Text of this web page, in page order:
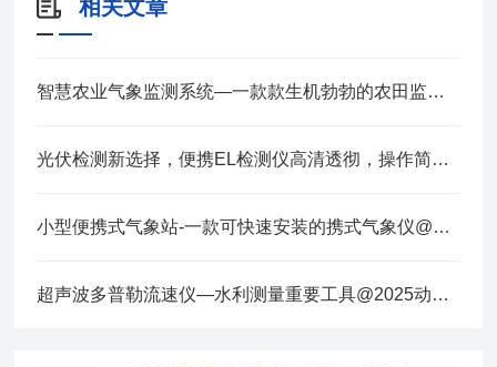
相关文章
智慧农业气象监测系统—一款款生机勃勃的农田监测站@2022已更新
光伏检测新选择，便携EL检测仪高清透彻，操作简便，助力电站安全长效运行
小型便携式气象站-一款可快速安装的携式气象仪@2025全+境+派+送
超声波多普勒流速仪—水利测量重要工具@2025动态已更新